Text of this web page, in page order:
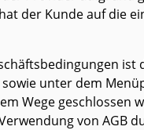
der Kunde auf die
unter dem
Wege geschlossen
von AGB